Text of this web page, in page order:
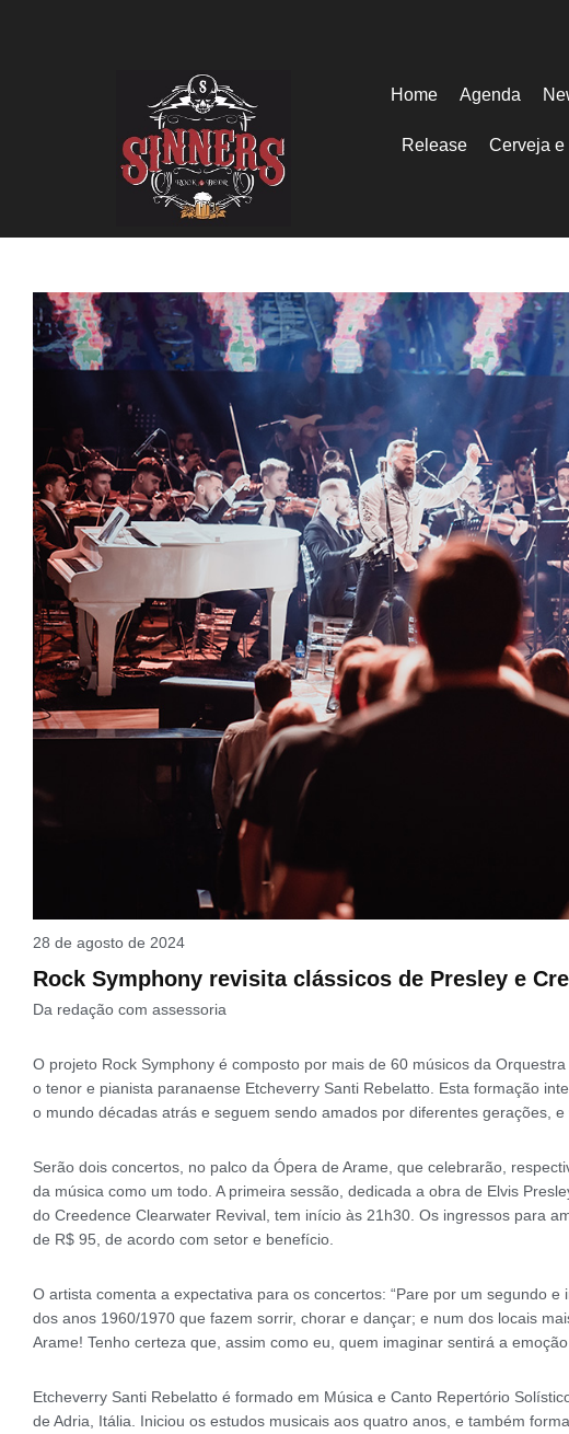
Home Agenda
Release Cerveja e
28 de agosto de 2024
Rock Symphony revisita clássicos de Presley e
Da redação com assessoria
O projeto Rock Symphony é composto por mais de 60 músicos da
o tenor e pianista paranaense Etcheverry Santi Rebelatto. Esta formação
o mundo décadas atrás e seguem sendo amados por diferentes gerações,
Serão dois concertos, no palco da Ópera de Arame, que celebrarão,
da música como um todo. A primeira sessão, dedicada a obra de Elvis
do Creedence Clearwater Revival, tem início às 21h30. Os ingressos para
de R$ 95, de acordo com setor e benefício.
O artista comenta a expectativa para os concertos: “Pare por um segundo
dos anos 1960/1970 que fazem sorrir, chorar e dançar; e num dos locais
Arame! Tenho certeza que, assim como eu, quem imaginar sentirá a emoção
Etcheverry Santi Rebelatto é formado em Música e Canto Repertório
de Adria, Itália. Iniciou os estudos musicais aos quatro anos, e também